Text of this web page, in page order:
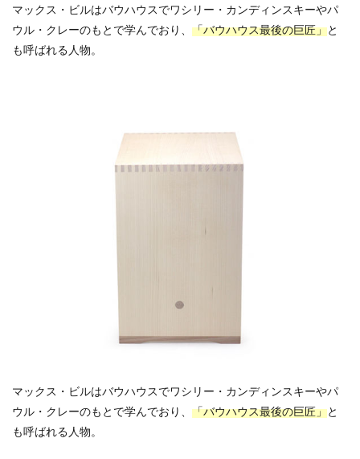
マックス・ビルはバウハウスでワシリー・カンディンスキーやパ
ウル・クレーのもとで学んでおり、 「バウハウス最後の巨匠」と
も呼ばれる人物。
マックス・ビルはバウハウスでワシリー・カンディンスキーやパ
ウル・クレーのもとで学んでおり、 「バウハウス最後の巨匠」と
も呼ばれる人物。